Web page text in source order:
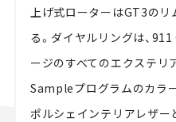
上げ式ローターはGT3の
る。ダイヤルリングは、
ージのすべてのエクステ
Sampleプログラムのカラ
ポルシェインテリアレザー